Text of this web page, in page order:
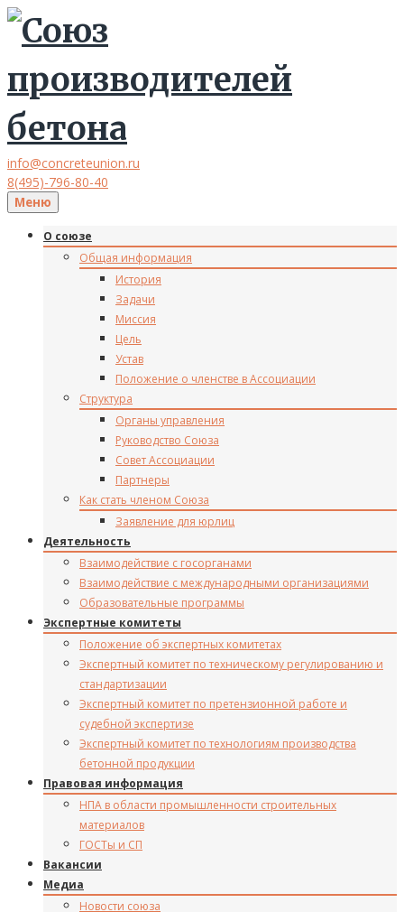
info@concreteunion.ru
8(495)-796-80-40
Меню
О союзе
Общая информация
История
Задачи
Миссия
Цель
Устав
Положение о членстве в Ассоциации
Структура
Органы управления
Руководство Союза
Совет Ассоциации
Партнеры
Как стать членом Союза
Заявление для юрлиц
Деятельность
Взаимодействие с госорганами
Взаимодействие с международными организациями
Образовательные программы
Экспертные комитеты
Положение об экспертных комитетах
Экспертный комитет по техническому регулированию и
стандартизации
Экспертный комитет по претензионной работе и
судебной экспертизе
Экспертный комитет по технологиям производства
бетонной продукции
Правовая информация
НПА в области промышленности строительных
материалов
ГОСТы и СП
Вакансии
Медиа
Новости союза